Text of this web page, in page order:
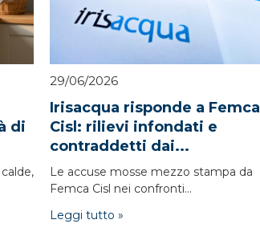
di
29/06/2026
Irisacqua risponde a Femca
Cisl: rilievi infondati e
contraddetti dai...
Le accuse mosse mezzo stampa da
Femca Cisl nei confronti...
Leggi tutto »